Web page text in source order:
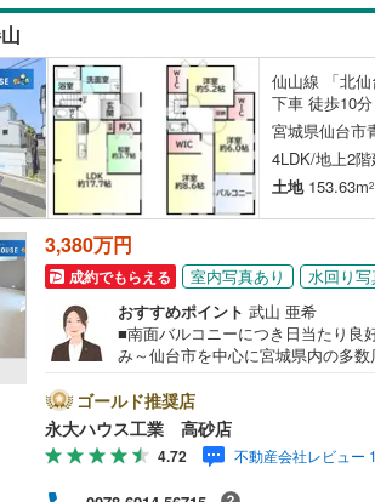
仙山線 「北
下車 徒歩10
宮城県仙台市
4LDK/地上2階
土地153.63m2
3,380万円
成約でもらえる 室内写真あり
水回り写
おすすめポイント 武山 亜希
■南面バルコニーにつき日当たり良
み～仙台市を中心に宮城県内の多
種別を問わず不動産を取り扱ってお
環境や行政などの地域情報を総合し
よう、しっかりとサポートさせて頂
は【購入】【売却】【引っ越し】【
問はもちろん、ご購入時に気にな
ゴールド推奨店
永大ハウス工業 高砂店
4.72 不動産会社レビュー
鳥取 島根 岡山
徳島 香川 愛媛
福岡 佐賀 長崎
この条件
柴田郡大河原町(7)
柴田郡川崎町(0)
亘理郡山元町(0)
宮城郡利府町( 27)
黒川郡大衡村
1)
遠田郡涌谷町
本吉郡南三陸町(0)
この条件
落合(3)
この条件
LD
リビングダイニング15畳以上
（3）
構造・規模・施工・品質・工法関連
耐震、免震、制震構造
（1）
長期優良住宅（3）
立地
最寄りの駅が始発駅
保